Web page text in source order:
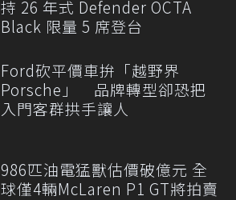
持 26 年式 Defender OCTA
Black 限量 5 席登台
Ford砍平價車拚「越野界
Porsche」 品牌轉型卻恐把
入門客群拱手讓人
986匹油電猛獸估價破億元 全
球僅4輛McLaren P1 GT將拍賣